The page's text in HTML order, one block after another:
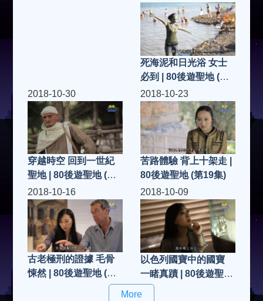
死海泥和日光浴 女士
必到 | 80後遊聖地 (第
21集)
2018-10-30
穿越時空 回到一世紀
聖地 | 80後遊聖地 (第
20集)
2018-10-23
苦路體驗 背上十架走 |
80後遊聖地 (第19集)
2018-10-16
古老極刑的證據 毛骨
悚然 | 80後遊聖地 (第
2018-10-09
以色列國寶中的國寶
一睹真蹟 | 80後遊聖地
(第17集)
More